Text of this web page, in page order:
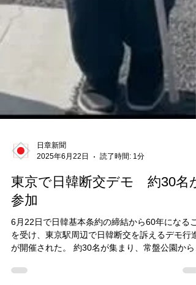
日章新聞
2025年6月22日
読了時間: 1分
東京で日韓断交デモ 約30名が
参加
6月22日で日韓基本条約の締結から60年になるこ
を受け、東京駅周辺で日韓断交を訴えるデモ行進